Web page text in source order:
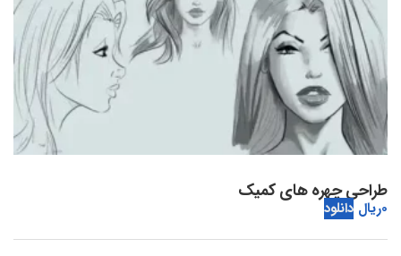
طراحی چهره های کمیک
0ریال دانلود